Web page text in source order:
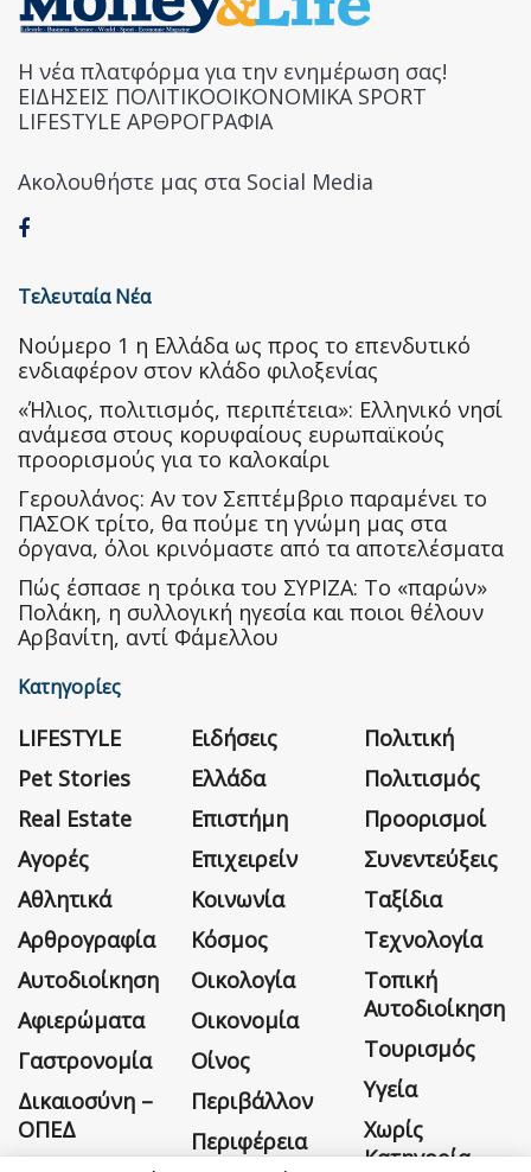
Η νέα πλατφόρμα για την ενημέρωση σας!
ΕΙΔΗΣΕΙΣ ΠΟΛΙΤΙΚΟΟΙΚΟΝΟΜΙΚΑ SPORT
LIFESTYLE ΑΡΘΡΟΓΡΑΦΙΑ
Ακολουθήστε μας στα Social Media
Τελευταία Νέα
Nούμερο 1 η Ελλάδα ως προς το επενδυτικό
ενδιαφέρον στον κλάδο φιλοξενίας
«Ήλιος, πολιτισμός, περιπέτεια»: Ελληνικό νησί
ανάμεσα στους κορυφαίους ευρωπαϊκούς
προορισμούς για το καλοκαίρι
Γερουλάνος: Αν τον Σεπτέμβριο παραμένει το
ΠΑΣΟΚ τρίτο, θα πούμε τη γνώμη μας στα
όργανα, όλοι κρινόμαστε από τα αποτελέσματα
Πώς έσπασε η τρόικα του ΣΥΡΙΖΑ: Το «παρών»
Πολάκη, η συλλογική ηγεσία και ποιοι θέλουν
Αρβανίτη, αντί Φάμελλου
Κατηγορίες
LIFESTYLE
Pet Stories
Real Estate
Αγορές
Αθλητικά
Αρθρογραφία
Αυτοδιοίκηση
Αφιερώματα
Γαστρονομία
Δικαιοσύνη –
ΟΠΕΔ
Ειδήσεις
Ελλάδα
Επιστήμη
Επιχειρείν
Κοινωνία
Κόσμος
Οικολογία
Οικονομία
Οίνος
Περιβάλλον
Περιφέρεια
Πολιτική
Πολιτισμός
Προορισμοί
Συνεντεύξεις
Ταξίδια
Τεχνολογία
Τοπική
Αυτοδιοίκηση
Τουρισμός
Υγεία
Χωρίς
Κατηγορία